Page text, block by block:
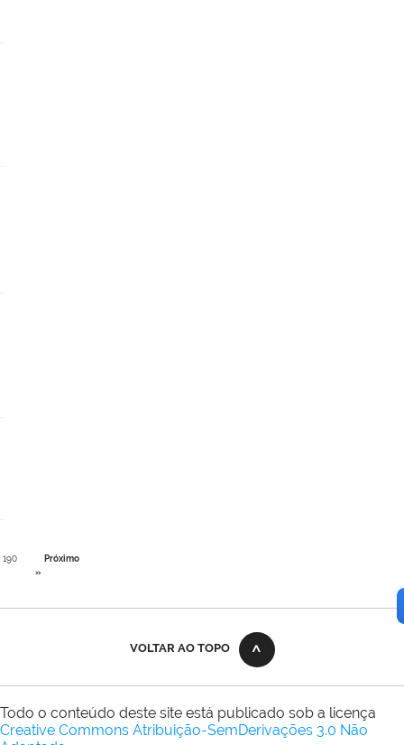
190
Próximo
»
VOLTAR AO TOPO
Todo o conteúdo deste site está publicado sob a licença
Creative Commons Atribuição-SemDerivações 3.0 Não